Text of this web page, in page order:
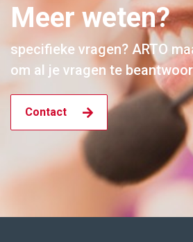
Meer weten?
specifieke vragen? ARTO
om al je vragen te
Contact